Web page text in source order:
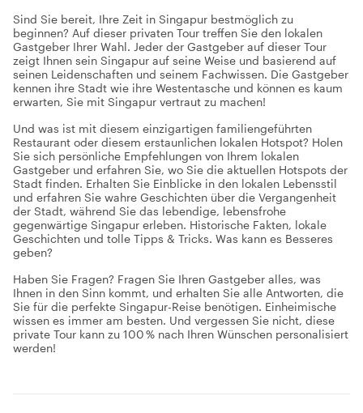
Sind Sie bereit, Ihre Zeit in Singapur bestmöglich zu
beginnen? Auf dieser privaten Tour treffen Sie den lokalen
Gastgeber Ihrer Wahl. Jeder der Gastgeber auf dieser Tour
zeigt Ihnen sein Singapur auf seine Weise und basierend auf
seinen Leidenschaften und seinem Fachwissen. Die Gastgeber
kennen ihre Stadt wie ihre Westentasche und können es kaum
erwarten, Sie mit Singapur vertraut zu machen!
Und was ist mit diesem einzigartigen familiengeführten
Restaurant oder diesem erstaunlichen lokalen Hotspot? Holen
Sie sich persönliche Empfehlungen von Ihrem lokalen
Gastgeber und erfahren Sie, wo Sie die aktuellen Hotspots der
Stadt finden. Erhalten Sie Einblicke in den lokalen Lebensstil
und erfahren Sie wahre Geschichten über die Vergangenheit
der Stadt, während Sie das lebendige, lebensfrohe
gegenwärtige Singapur erleben. Historische Fakten, lokale
Geschichten und tolle Tipps & Tricks. Was kann es Besseres
geben?
Haben Sie Fragen? Fragen Sie Ihren Gastgeber alles, was
Ihnen in den Sinn kommt, und erhalten Sie alle Antworten, die
Sie für die perfekte Singapur-Reise benötigen. Einheimische
wissen es immer am besten. Und vergessen Sie nicht, diese
private Tour kann zu 100 % nach Ihren Wünschen personalisiert
werden!